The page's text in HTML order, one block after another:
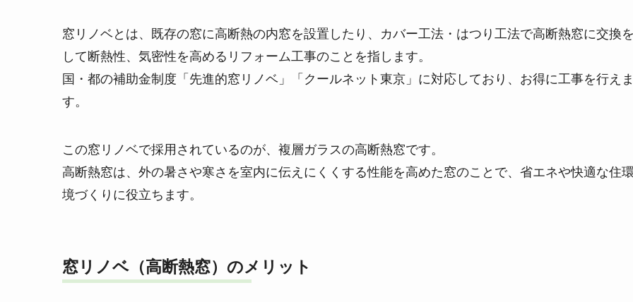
窓リノベとは、既存の窓に高断熱の内窓を設置したり、カバー工法・はつり工法で高断熱窓に交換を
して断熱性、気密性を高めるリフォーム工事のことを指します。
国・都の補助金制度「先進的窓リノベ」「クールネット東京」に対応しており、お得に工事を行えま
す。
この窓リノベで採用されているのが、複層ガラスの高断熱窓です。
高断熱窓は、外の暑さや寒さを室内に伝えにくくする性能を高めた窓のことで、省エネや快適な住環
境づくりに役立ちます。
窓リノベ（高断熱窓）のメリット